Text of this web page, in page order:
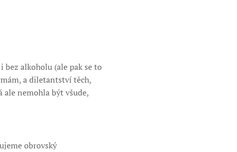
bez alkoholu (ale pak se to
a diletantství těch,
ale nemohla být všude,
obrovský